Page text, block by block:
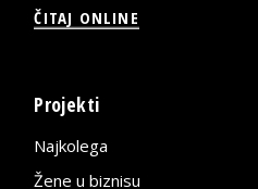
ČITAJ ONLINE
Projekti
Najkolega
Žene u biznisu